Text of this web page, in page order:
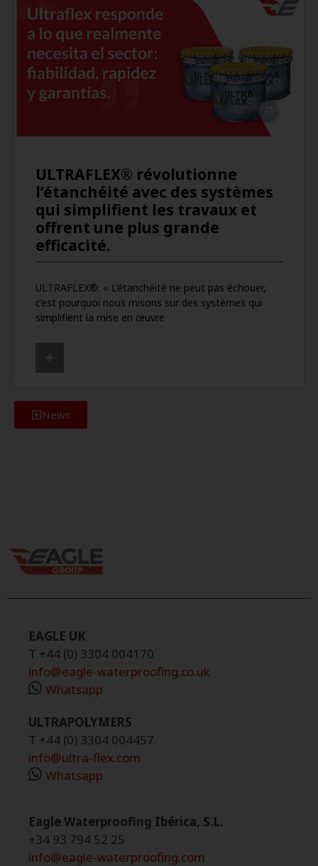
ULTRAFLEX® révolutionne
l’étanchéité avec des systèmes
qui simplifient les travaux et
offrent une plus grande
efficacité.
ULTRAFLEX®: « L’étanchéité ne peut pas échouer,
c’est pourquoi nous misons sur des systèmes qui
simplifient la mise en œuvre
+
News
EAGLE UK
T +44 (0) 3304 004170
info@eagle-waterproofing.co.uk
Whatsapp
ULTRAPOLYMERS
T +44 (0) 3304 004457
info@ultra-flex.com
Whatsapp
Eagle Waterproofing Ibérica, S.L.
+34 93 794 52 25
info@eagle-waterproofing.com